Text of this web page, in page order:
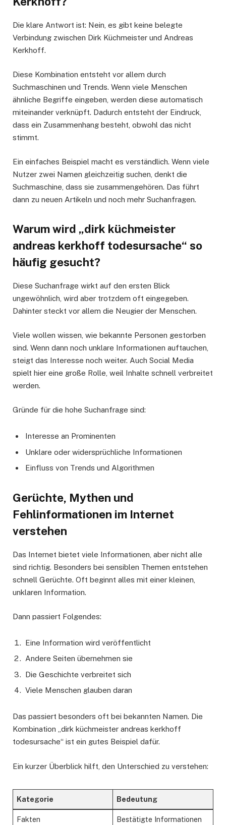
Die klare Antwort ist: Nein, es gibt keine belegte
Verbindung zwischen Dirk Küchmeister und Andreas
Kerkhoff.
Diese Kombination entsteht vor allem durch
Suchmaschinen und Trends. Wenn viele Menschen
ähnliche Begriffe eingeben, werden diese automatisch
miteinander verknüpft. Dadurch entsteht der Eindruck,
dass ein Zusammenhang besteht, obwohl das nicht
stimmt.
Ein einfaches Beispiel macht es verständlich. Wenn viele
Nutzer zwei Namen gleichzeitig suchen, denkt die
Suchmaschine, dass sie zusammengehören. Das führt
dann zu neuen Artikeln und noch mehr Suchanfragen.
Warum wird „dirk küchmeister
andreas kerkhoff todesursache“ so
häufig gesucht?
Diese Suchanfrage wirkt auf den ersten Blick
ungewöhnlich, wird aber trotzdem oft eingegeben.
Dahinter steckt vor allem die Neugier der Menschen.
Viele wollen wissen, wie bekannte Personen gestorben
sind. Wenn dann noch unklare Informationen auftauchen,
steigt das Interesse noch weiter. Auch Social Media
spielt hier eine große Rolle, weil Inhalte schnell verbreitet
werden.
Gründe für die hohe Suchanfrage sind:
Interesse an Prominenten
Unklare oder widersprüchliche Informationen
Einfluss von Trends und Algorithmen
Gerüchte, Mythen und
Fehlinformationen im Internet
verstehen
Das Internet bietet viele Informationen, aber nicht alle
sind richtig. Besonders bei sensiblen Themen entstehen
schnell Gerüchte. Oft beginnt alles mit einer kleinen,
unklaren Information.
Dann passiert Folgendes:
Eine Information wird veröffentlicht
Andere Seiten übernehmen sie
Die Geschichte verbreitet sich
Viele Menschen glauben daran
Das passiert besonders oft bei bekannten Namen. Die
Kombination „dirk küchmeister andreas kerkhoff
todesursache“ ist ein gutes Beispiel dafür.
Ein kurzer Überblick hilft, den Unterschied zu verstehen:
Kategorie Bedeutung
Fakten Bestätigte Informationen